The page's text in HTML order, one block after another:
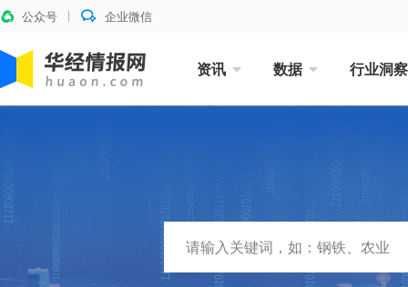
公众号 企业微信
资讯 数据 行业洞察